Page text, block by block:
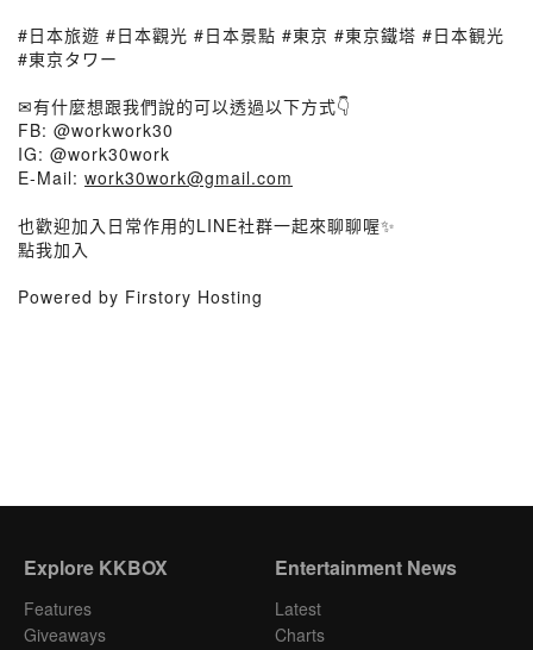
#日本旅遊 #日本觀光 #日本景點 #東京 #東京鐵塔 #日本観光
#東京タワー
✉有什麼想跟我們說的可以透過以下方式👇
FB: @workwork30
IG: @work30work
E-Mail: work30work@gmail.com
也歡迎加入日常作用的LINE社群一起來聊聊喔✨
點我加入
Powered by Firstory Hosting
Explore KKBOX
Features
Giveaways
Entertainment News
Latest
Charts